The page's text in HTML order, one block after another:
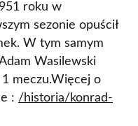
roku w
sezonie opuścił
W tym samym
Wasilewski
meczu.Więcej o
: /historia/konrad-